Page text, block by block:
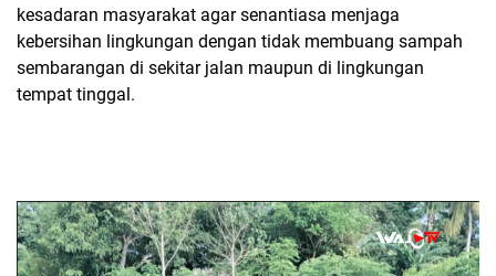
kesadaran masyarakat agar senantiasa menjaga
kebersihan lingkungan dengan tidak membuang sampah
sembarangan di sekitar jalan maupun di lingkungan
tempat tinggal.